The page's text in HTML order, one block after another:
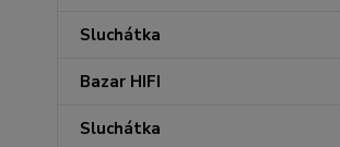
Sluchátka
Bazar HIFI
Sluchátka